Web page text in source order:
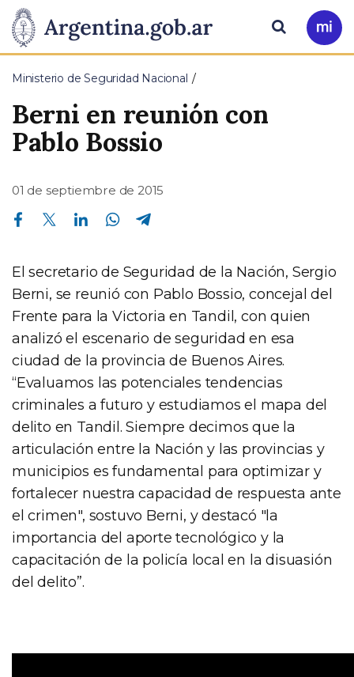
Presidencia
de
la
Nación
Pasar al contenido principal
Ir
a
Buscar
Ministerio de Seguridad Nacional
Berni en reunión con
Pablo Bossio
01 de septiembre de 2015
Compartir en Facebook Compartir en Twitter Compartir en Linkedin Compartir en Whatsapp
El secretario de Seguridad de la Nación, Sergio
Berni, se reunió con Pablo Bossio, concejal del
Frente para la Victoria en Tandil, con quien
analizó el escenario de seguridad en esa
ciudad de la provincia de Buenos Aires.
“Evaluamos las potenciales tendencias
criminales a futuro y estudiamos el mapa del
delito en Tandil. Siempre decimos que la
articulación entre la Nación y las provincias y
municipios es fundamental para optimizar y
fortalecer nuestra capacidad de respuesta ante
el crimen", sostuvo Berni, y destacó "la
importancia del aporte tecnológico y la
capacitación de la policía local en la disuasión
del delito”.